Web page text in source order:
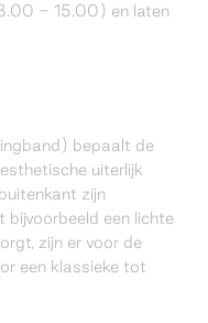
- 15.00) en laten
bepaalt de
uiterlijk
zijn
bijvoorbeeld een lichte
zijn er voor de
een klassieke tot